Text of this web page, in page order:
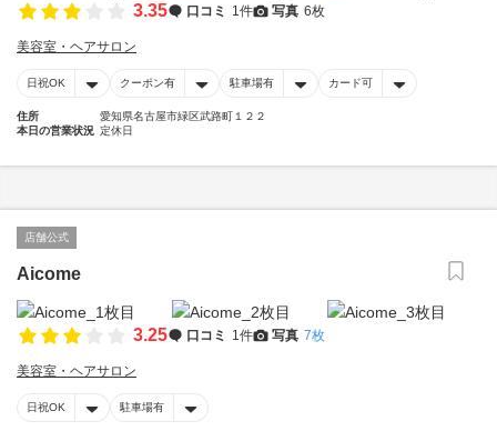
3.35 口コミ 1件 写真 6枚
美容室・ヘアサロン
日祝OK クーポン有 駐車場有 カード可
住所
愛知県名古屋市緑区武路町１２２
本日の営業状況 定休日
店舗公式
Aicome
3.25 口コミ 1件 写真 7枚
美容室・ヘアサロン
日祝OK 駐車場有